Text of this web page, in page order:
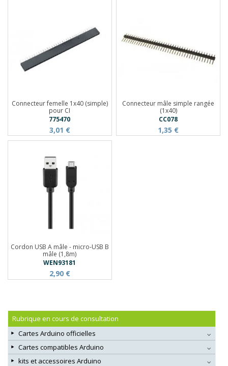
Connecteur femelle 1x40 (simple)
pour CI
775470
3,01 €
Connecteur mâle simple rangée
(1x40)
CC078
1,35 €
Cordon USB A mâle - micro-USB B
mâle (1,8m)
WEN93181
2,90 €
Rubrique en cours de consultation
Cartes Arduino officielles
Cartes compatibles Arduino
kits et accessoires Arduino